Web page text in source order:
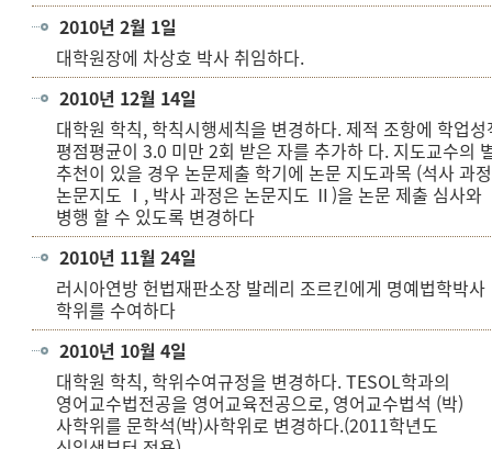
2010년 2월 1일
대학원장에 차상호 박사 취임하다.
2010년 12월 14일
대학원 학칙, 학칙시행세칙을 변경하다. 제적 조항에 학업성
평점평균이 3.0 미만 2회 받은 자를 추가하 다. 지도교수의
추천이 있을 경우 논문제출 학기에 논문 지도과목 (석사 과
논문지도 Ⅰ, 박사 과정은 논문지도 Ⅱ)을 논문 제출 심사와
병행 할 수 있도록 변경하다
2010년 11월 24일
러시아연방 헌법재판소장 발레리 조르킨에게 명예법학박사
학위를 수여하다
2010년 10월 4일
대학원 학칙, 학위수여규정을 변경하다. TESOL학과의
영어교수법전공을 영어교육전공으로, 영어교수법석 (박)
사학위를 문학석(박)사학위로 변경하다.(2011학년도